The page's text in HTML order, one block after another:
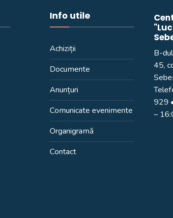
Info utile
Achiziții
Documente
Anunțuri
Comunicate evenimente
Organigramă
Contact
B-
45,
929
–